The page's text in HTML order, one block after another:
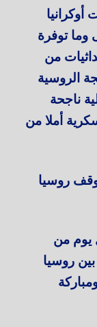
وما توفرة
من
الروسية
ناجحة
أملا من
روسيا
يوم من
بين روسيا